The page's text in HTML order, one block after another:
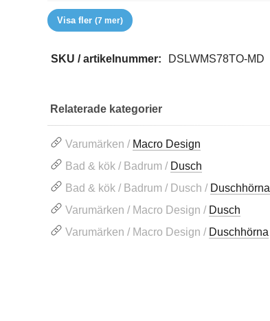
EAN
Färg
Glastyp
Höjd (mm)
RSK
Serie
Varumärke
Visa fler(7 mer)
SKU / artikelnummer: DSLWMS78TO-MD
Relaterade kategorier
Varumärken / Macro Design
Bad & kök / Badrum / Dusch
Bad & kök / Badrum / Dusch / Duschhörna
Varumärken / Macro Design / Dusch
Varumärken / Macro Design / Duschhörna